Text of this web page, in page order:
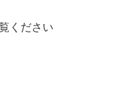
ください